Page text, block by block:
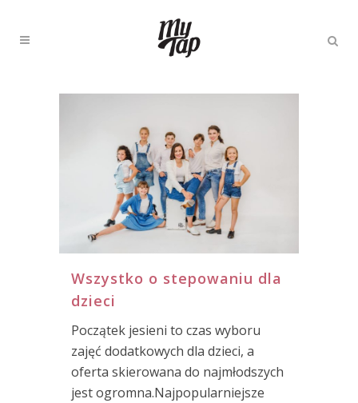
Wszystko o stepowaniu dla
dzieci
Początek jesieni to czas wyboru
zajęć dodatkowych dla dzieci, a
oferta skierowana do najmłodszych
jest ogromna.Najpopularniejsze